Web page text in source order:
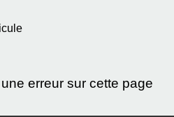
erreur sur cette page